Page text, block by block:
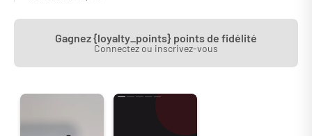
Gagnez {loyalty_points} points de fidélité
Connectez ou inscrivez-vous